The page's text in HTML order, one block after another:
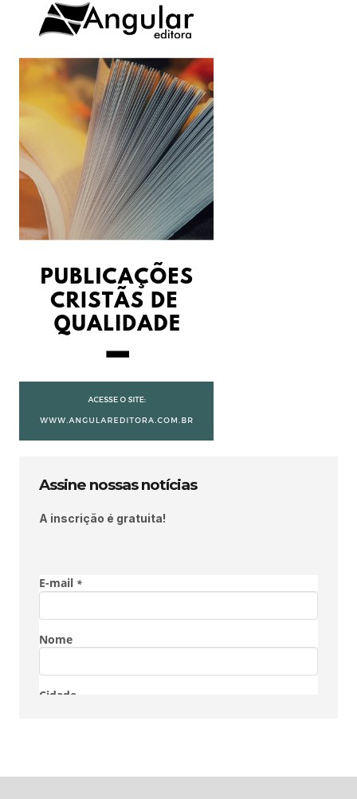
Assine nossas notícias
A inscrição é gratuita!